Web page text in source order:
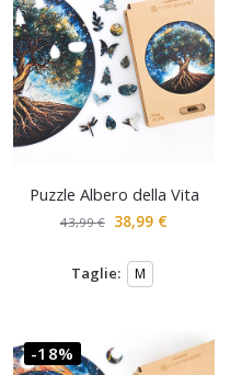
Puzzle Albero della Vita
43,99€ 38,99 €
Taglie: M
-18%